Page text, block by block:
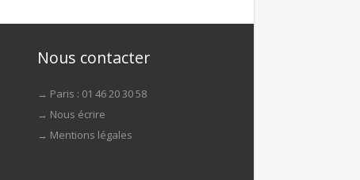
Nous contacter
→ Paris : 01 46 20 30 58
→ Nous écrire
→ Mentions légales